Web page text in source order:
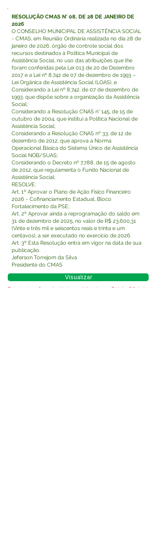
RESOLUÇÃO CMAS N° 08, DE 28 DE JANEIRO DE
2026
O CONSELHO MUNICIPAL DE ASSISTÊNCIA SOCIAL
- CMAS, em Reunião Ordinária realizada no dia 28 de
janeiro de 2026, órgão de controle social dos
recursos destinados à Política Municipal de
Assistência Social, no uso das atribuições que lhe
foram conferidas pela Lei 013 de 20 de Dezembro
2017 e a Lei nº 8.742 de 07 de dezembro de 1993 –
Lei Orgânica de Assistência Social (LOAS), e
Considerando a Lei nº 8.742, de 07 de dezembro de
1993, que dispõe sobre a organização da Assistência
Social;
Considerando a Resolução CNAS n° 145, de 15 de
outubro de 2004, que institui a Política Nacional de
Assistência Social;
Considerando a Resolução CNAS nº 33, de 12 de
dezembro de 2012, que aprova a Norma
Operacional Básica do Sistema Único de Assistência
Social NOB/SUAS;
Considerando o Decreto nº 7.788, de 15 de agosto
de 2012, que regulamenta o Fundo Nacional de
Assistência Social;
RESOLVE:
Art. 1º Aprovar o Plano de Ação Físico Financeiro
2026 - Cofinanciamento Estadual, Bloco
Fortalecimento da PSE;
Art. 2º Aprovar ainda a reprogramação do saldo em
31 de dezembro de 2025, no valor de R$ 23.600,31
(Vinte e três mil e seiscentos reais e trinta e um
centavos), a ser executado no exercício de 2026.
Art. 3º Esta Resolução entra em vigor na data de sua
publicação.
Jeferson Torrejom da Silva
Presidente do CMAS
Visualizar
Este texto não substitui o publicado no Diário Oficial,